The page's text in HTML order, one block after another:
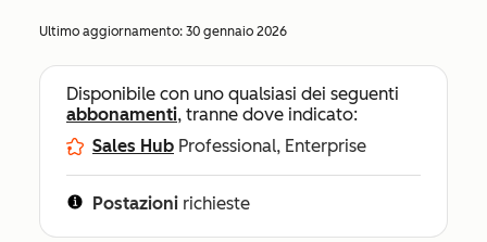
Ultimo aggiornamento: 30 gennaio 2026
Disponibile con uno qualsiasi dei seguenti
abbonamenti, tranne dove indicato:
Sales Hub Professional, Enterprise
Postazioni richieste